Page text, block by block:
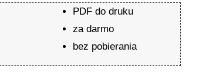
PDF do druku
za darmo
bez pobierania